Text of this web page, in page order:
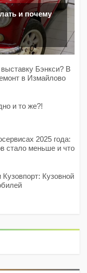
и почему
Бэнкси? В
в Измайлово
и то же?!
2025 года:
стало меньше и что
Кузовной